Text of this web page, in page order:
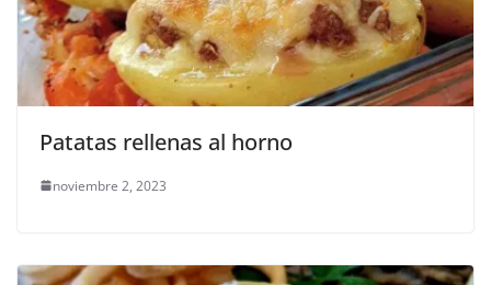
Patatas rellenas al horno
noviembre 2, 2023